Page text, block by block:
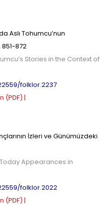
Aslı Tohumcu’nun
851-872
Stories in the Context of
folklor.2237
(PDF) |
İzleri ve Günümüzdeki
Appearances in
folklor.2022
(PDF) |